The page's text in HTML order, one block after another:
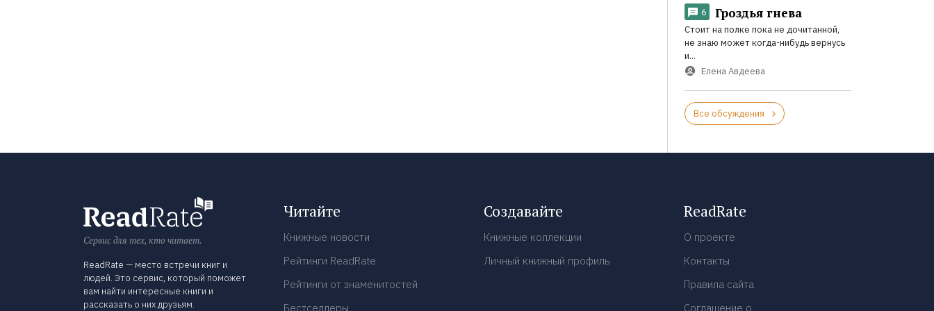
6 Гроздья гнева
Стоит на полке пока не дочитанной,
не знаю может когда-нибудь вернусь
и...
Елена Авдеева
Все обсуждения
Сервис для тех, кто читает.
ReadRate — место встречи книг и
людей. Это сервис, который поможет
вам найти интересные книги и
рассказать о них друзьям.
Читайте
Книжные новости
Рейтинги ReadRate
Рейтинги от знаменитостей
Бестселлеры
Создавайте
Книжные коллекции
Личный книжный профиль
ReadRate
О проекте
Контакты
Правила сайта
Соглашение о